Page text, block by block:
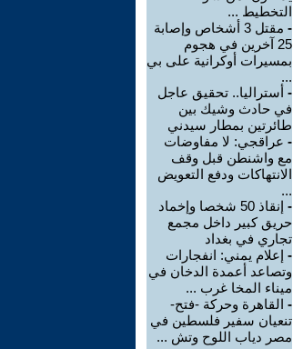
التخطيط ...
-
مقتل 3 أشخاص وإصابة
25 آخرين في هجوم
بمسيرات أوكرانية على بي
...
- أستراليا.. تحقيق عاجل
في حادث وشيك بين
طائرتين بمطار سيدني
- عراقجي: لا مفاوضات
مع واشنطن قبل وقف
الانتهاكات ودفع التعويض
...
-
إنقاذ 50 شخصا وإخماد
حريق كبير داخل مجمع
تجاري في بغداد
- إعلام يمني: انفجارات
وتصاعد أعمدة الدخان في
ميناء المخا غرب ...
- القاهرة وحركة -فتح-
تنعيان سفير فلسطين في
مصر دياب اللوح وتش ...